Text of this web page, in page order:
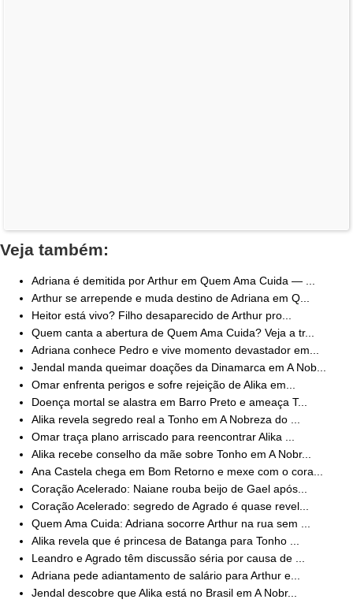
Veja também:
Adriana é demitida por Arthur em Quem Ama Cuida — ...
Arthur se arrepende e muda destino de Adriana em Q...
Heitor está vivo? Filho desaparecido de Arthur pro...
Quem canta a abertura de Quem Ama Cuida? Veja a tr...
Adriana conhece Pedro e vive momento devastador em...
Jendal manda queimar doações da Dinamarca em A Nob...
Omar enfrenta perigos e sofre rejeição de Alika em...
Doença mortal se alastra em Barro Preto e ameaça T...
Alika revela segredo real a Tonho em A Nobreza do ...
Omar traça plano arriscado para reencontrar Alika ...
Alika recebe conselho da mãe sobre Tonho em A Nobr...
Ana Castela chega em Bom Retorno e mexe com o cora...
Coração Acelerado: Naiane rouba beijo de Gael após...
Coração Acelerado: segredo de Agrado é quase revel...
Quem Ama Cuida: Adriana socorre Arthur na rua sem ...
Alika revela que é princesa de Batanga para Tonho ...
Leandro e Agrado têm discussão séria por causa de ...
Adriana pede adiantamento de salário para Arthur e...
Jendal descobre que Alika está no Brasil em A Nobr...